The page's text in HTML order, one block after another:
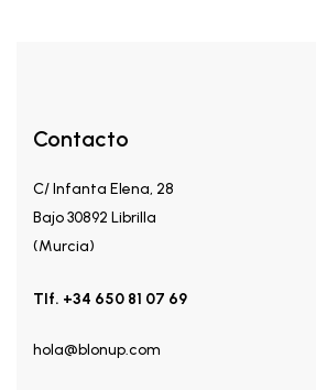
Contacto
C/ Infanta Elena, 28
Bajo 30892 Librilla
(Murcia)
Tlf. +34 650 81 07 69
hola@blonup.com